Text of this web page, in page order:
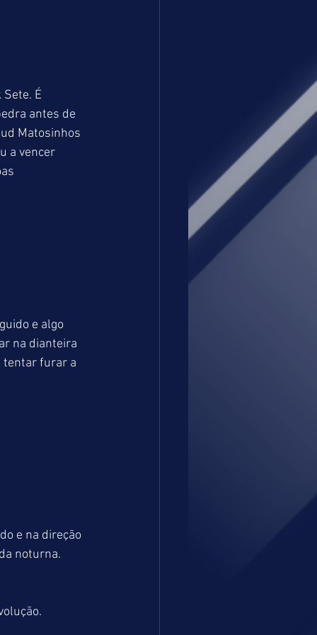
É
antes de
Matosinhos
a vencer
e algo
na dianteira
tentar furar a
e na direção
noturna.